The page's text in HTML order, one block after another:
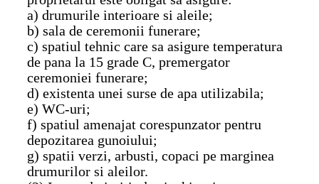
a) drumurile interioare si aleile;
b) sala de ceremonii funerare;
c) spatiul tehnic care sa asigure temperatura
de pana la 15 grade C, premergator
ceremoniei funerare;
d) existenta unei surse de apa utilizabila;
e) WC-uri;
f) spatiul amenajat corespunzator pentru
depozitarea gunoiului;
g) spatii verzi, arbusti, copaci pe marginea
drumurilor si aleilor.